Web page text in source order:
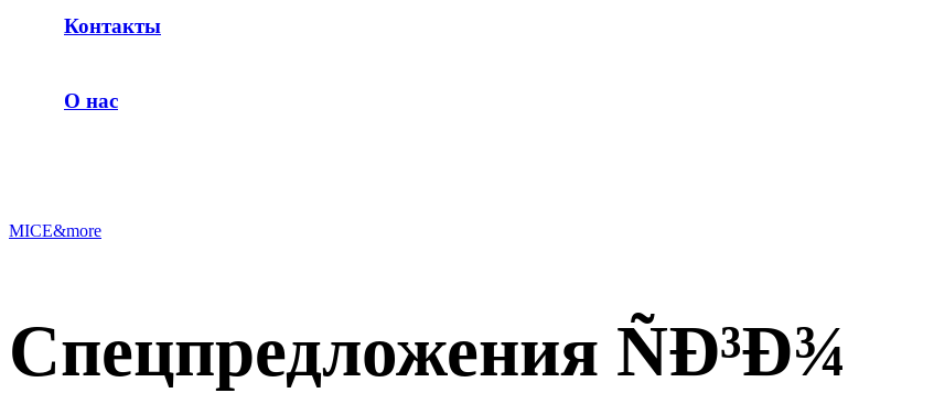
Контакты
О нас
MICE&more
Спецпредложения ÑÐ³Ð¾